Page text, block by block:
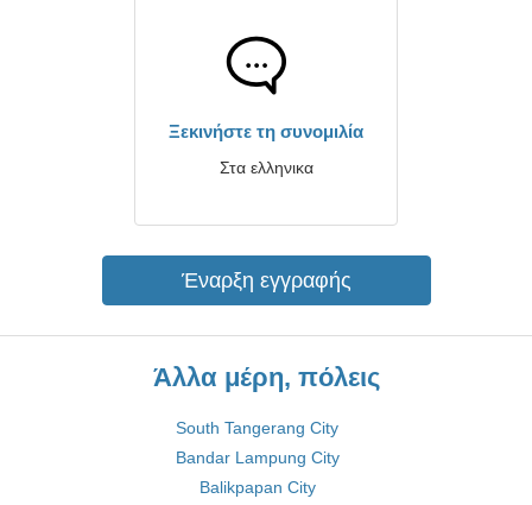
Ξεκινήστε τη συνομιλία
Στα ελληνικα
Έναρξη εγγραφής
Άλλα μέρη, πόλεις
South Tangerang City
Bandar Lampung City
Balikpapan City